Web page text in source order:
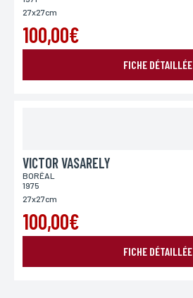
27x27cm
100,00€
FICHE DÉTAILLÉE
VICTOR VASARELY
BORËAL
1975
27x27cm
100,00€
FICHE DÉTAILLÉE